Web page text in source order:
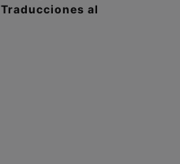
Traducciones al